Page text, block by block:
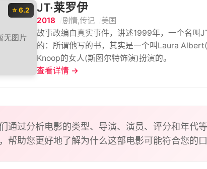
⭐ 6.2 JT·莱罗伊
2018 剧情,传记
美国
故事改编自真实事件，讲述1999年，一个名叫
的：所谓他写的书，其实是一个叫Laura
Knoop的女人(斯图尔特饰演)扮演的。
查看详情 →
通过分析电影的类型、导演、演员、评分和年代
帮助您更好地了解为什么这部电影可能符合您的口